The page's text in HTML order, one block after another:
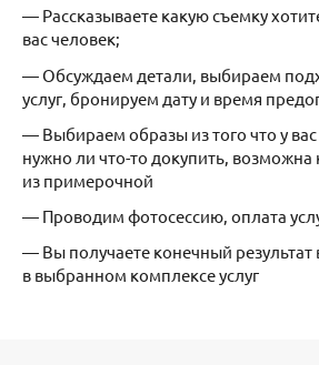
— Рассказываете какую съемку
вас человек;
— Обсуждаем детали, выбираем
услуг, бронируем дату и время
— Выбираем образы из того что у
нужно ли что-то докупить, возможна
из примерочной
— Проводим фотосессию, оплата
— Вы получаете конечный результат
в выбранном комплексе услуг